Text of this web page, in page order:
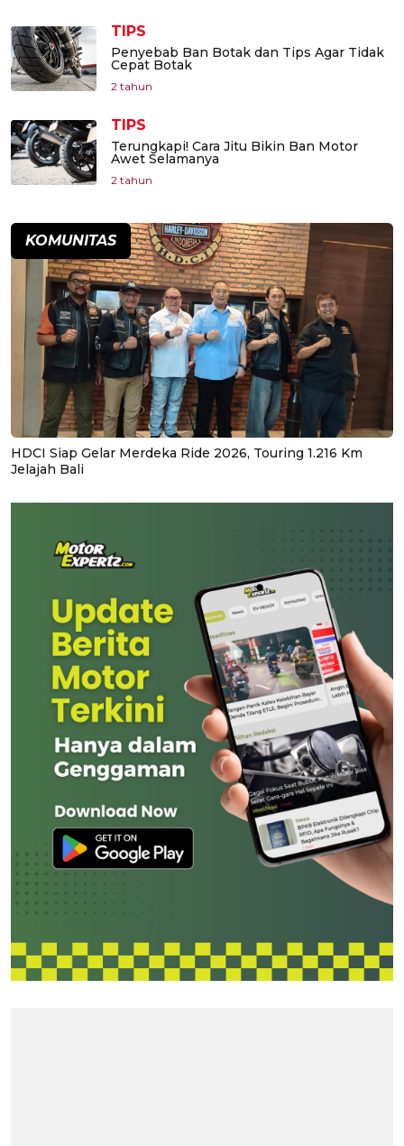
TIPS
Penyebab Ban Botak dan Tips Agar Tidak
Cepat Botak
2 tahun
TIPS
Terungkapi! Cara Jitu Bikin Ban Motor
Awet Selamanya
2 tahun
KOMUNITAS
HDCI Siap Gelar Merdeka Ride 2026, Touring 1.216 Km
Jelajah Bali